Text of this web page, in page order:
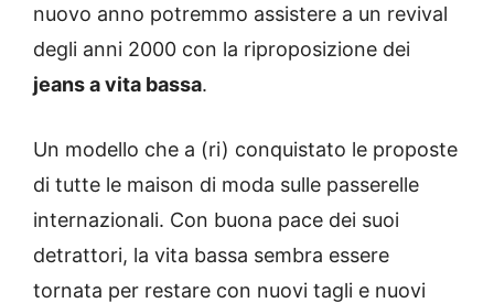
nuovo anno potremmo assistere a un revival
degli anni 2000 con la riproposizione dei
jeans a vita bassa.
Un modello che a (ri) conquistato le proposte
di tutte le maison di moda sulle passerelle
internazionali. Con buona pace dei suoi
detrattori, la vita bassa sembra essere
tornata per restare con nuovi tagli e nuovi